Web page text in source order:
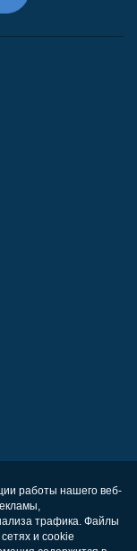
работы нашего веб-
трафика. Файлы
и cookie